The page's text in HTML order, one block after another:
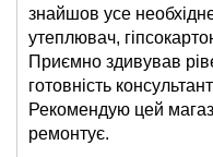
знайшов усе
утеплювач,
Приємно здивував
готовність
Рекомендую цей
ремонтує.